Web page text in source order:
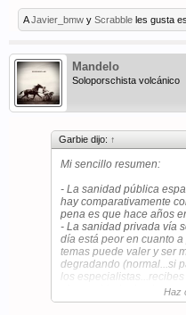
AJavier_bmw y Scrabble les gusta
Mandelo
Soloporschista volcánico
Garbie dijo: ↑
Mi sencillo resumen:
- La sanidad pública
hay comparativamente
pena es que hace años
- La sanidad privada vía
día está peor en cuanto
temas puede valer y ser
degradando (normal...si
los
- La sanidad privada con
"buenos" (los hay, pero
Haz